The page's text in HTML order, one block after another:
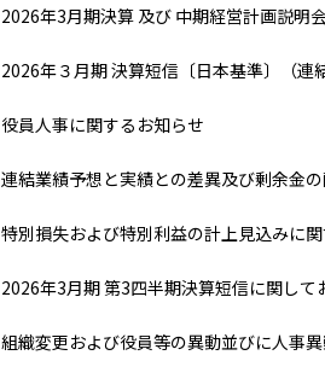
2026年3月期決算 及び 中期経営計画説明
2026年３月期 決算短信〔日本基準〕（連結
役員人事に関するお知らせ
連結業績予想と実績との差異及び剰余金
特別損失および特別利益の計上見込みに
2026年3月期 第3四半期決算短信に関して
組織変更および役員等の異動並びに人事